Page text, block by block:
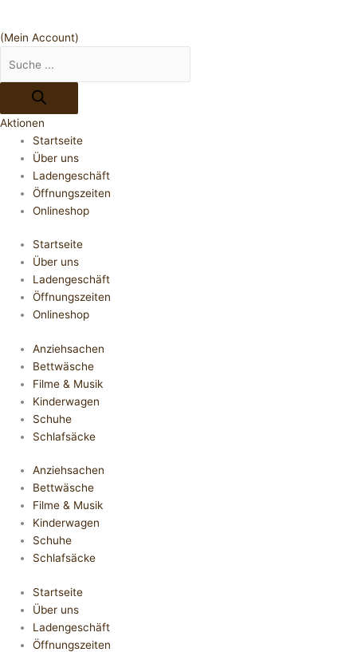
(Mein Account)
Aktionen
Startseite
Über uns
Ladengeschäft
Öffnungszeiten
Onlineshop
Startseite
Über uns
Ladengeschäft
Öffnungszeiten
Onlineshop
Anziehsachen
Bettwäsche
Filme & Musik
Kinderwagen
Schuhe
Schlafsäcke
Anziehsachen
Bettwäsche
Filme & Musik
Kinderwagen
Schuhe
Schlafsäcke
Startseite
Über uns
Ladengeschäft
Öffnungszeiten